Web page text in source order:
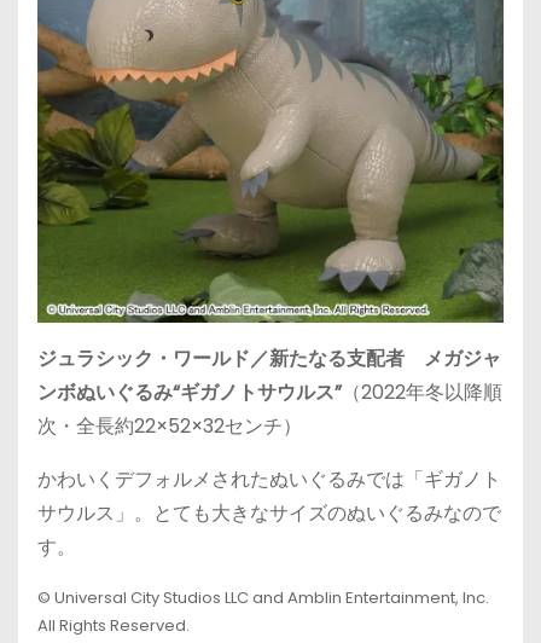
ジュラシック・ワールド／新たなる支配者 メガジャ
ンボぬいぐるみ“ギガノトサウルス”（2022年冬以降順
次・全長約22×52×32センチ）
かわいくデフォルメされたぬいぐるみでは「ギガノト
サウルス」。とても大きなサイズのぬいぐるみなので
す。
© Universal City Studios LLC and Amblin Entertainment, Inc.
All Rights Reserved.